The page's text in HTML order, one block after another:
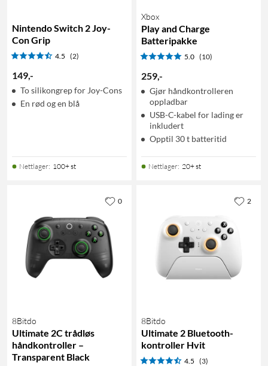
Nintendo Switch 2 Joy-
Con Grip
4.5 (2)
149,-
To silikongrep for Joy-Cons
En rød og en blå
Nettlager: 100+ st
Xbox
Play and Charge
Batteripakke
5.0 (10)
259,-
Gjør håndkontrolleren
oppladbar
USB-C-kabel for lading er
inkludert
Opptil 30 t batteritid
Nettlager: 20+ st
8Bitdo
Ultimate 2C trådløs
håndkontroller –
Transparent Black
0
8Bitdo
Ultimate 2 Bluetooth-
kontroller Hvit
4.5 (3)
2